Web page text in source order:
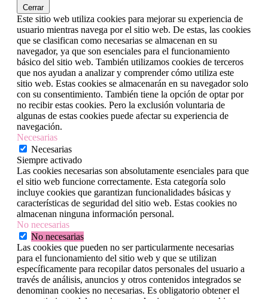
Cerrar
Este sitio web utiliza cookies para mejorar su experiencia de
usuario mientras navega por el sitio web. De estas, las cookies
que se clasifican como necesarias se almacenan en su
navegador, ya que son esenciales para el funcionamiento
básico del sitio web. También utilizamos cookies de terceros
que nos ayudan a analizar y comprender cómo utiliza este
sitio web. Estas cookies se almacenarán en su navegador solo
con su consentimiento. También tiene la opción de optar por
no recibir estas cookies. Pero la exclusión voluntaria de
algunas de estas cookies puede afectar su experiencia de
navegación.
Necesarias
Necesarias
Siempre activado
Las cookies necesarias son absolutamente esenciales para que
el sitio web funcione correctamente. Esta categoría solo
incluye cookies que garantizan funcionalidades básicas y
características de seguridad del sitio web. Estas cookies no
almacenan ninguna información personal.
No necesarias
No necesarias
Las cookies que pueden no ser particularmente necesarias
para el funcionamiento del sitio web y que se utilizan
específicamente para recopilar datos personales del usuario a
través de análisis, anuncios y otros contenidos integrados se
denominan cookies no necesarias. Es obligatorio obtener el